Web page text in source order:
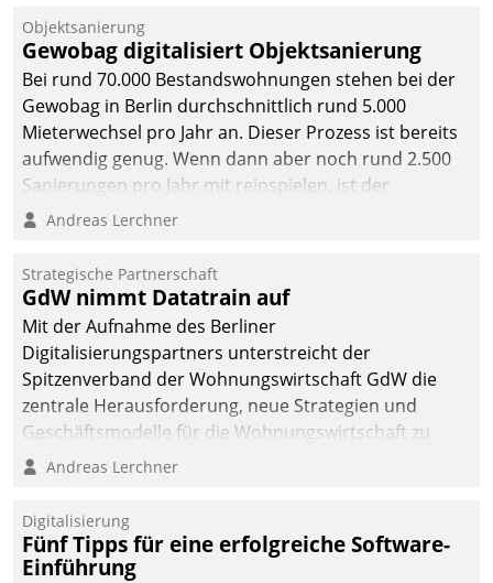
Objektsanierung
Gewobag digitalisiert Objektsanierung
Bei rund 70.000 Bestandswohnungen stehen bei der
Gewobag in Berlin durchschnittlich rund 5.000
Mieterwechsel pro Jahr an. Dieser Prozess ist bereits
aufwendig genug. Wenn dann aber noch rund 2.500
Sanierungen pro Jahr mit reinspielen, ist der
Betreuungs- und Organisationsaufwand immens. Im
kommunale Wohnungsbauunternehmen daher
gemeinsam mit der Berliner Datatrain GmbH den
Teilprozess der Objektsanierung digitalisiert.
Andreas Lerchner
Strategische Partnerschaft
GdW nimmt Datatrain auf
Mit der Aufnahme des Berliner
Digitalisierungspartners unterstreicht der
Spitzenverband der Wohnungswirtschaft GdW die
zentrale Herausforderung, neue Strategien und
Geschäftsmodelle für die Wohnungswirtschaft zu
entwickeln.
Andreas Lerchner
Digitalisierung
Fünf Tipps für eine erfolgreiche Software-
Einführung